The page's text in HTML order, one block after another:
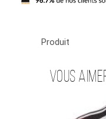
Produit
Vous